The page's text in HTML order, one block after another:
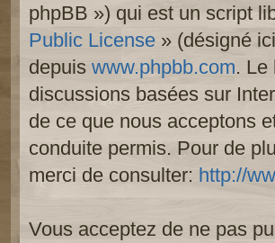
phpBB ») qui est un script
Public License » (désigné
depuis www.phpbb.com. Le
discussions basées sur
de ce que nous acceptons
conduite permis. Pour de
merci de consulter: http://
Vous acceptez de ne pas